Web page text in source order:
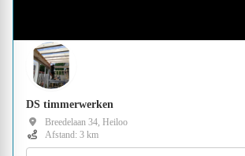
DS timmerwerken
Breedelaan 34, Heiloo
Afstand: 3 km